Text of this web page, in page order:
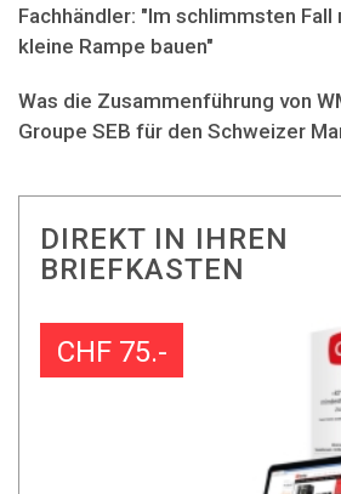
Fachhändler: "Im schlimmsten
kleine Rampe bauen"
Was die Zusammenführung von
Groupe SEB für den Schweizer
DIREKT IN IHREN
BRIEFKASTEN
CHF 75.-